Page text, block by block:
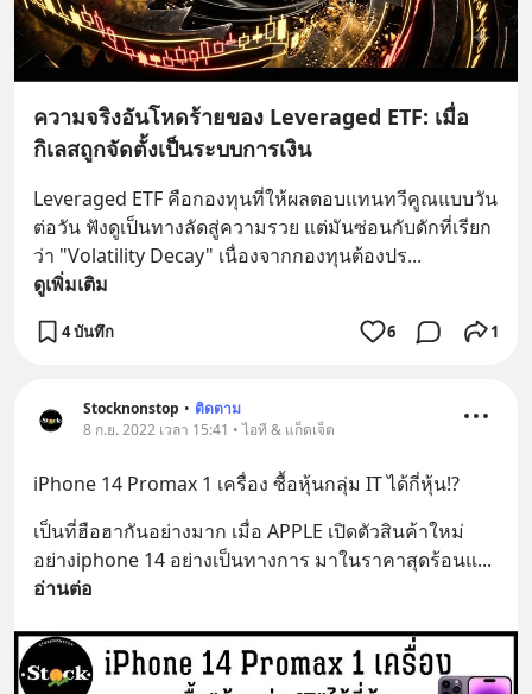
ความจริงอันโหดร้ายของ Leveraged ETF: เมื่อ
กิเลสถูกจัดตั้งเป็นระบบการเงิน
Leveraged ETF คือกองทุนที่ให้ผลตอบแทนทวีคูณแบบวัน
ต่อวัน ฟังดูเป็นทางลัดสู่ความรวย แต่มันซ่อนกับดักที่เรียก
ว่า "Volatility Decay" เนื่องจากกองทุนต้องปร...
ดูเพิ่มเติม
4 บันทึก 6 1
Stocknonstop • ติดตาม
8 ก.ย. 2022 เวลา 15:41 • ไอที & แก็ดเจ็ต
iPhone 14 Promax 1 เครื่อง ซื้อหุ้นกลุ่ม IT ได้กี่หุ้น!?
เป็นที่ฮือฮากันอย่างมาก เมื่อ APPLE เปิดตัวสินค้าใหม่
อย่างiphone 14 อย่างเป็นทางการ มาในราคาสุดร้อนแ
อ่านต่อ